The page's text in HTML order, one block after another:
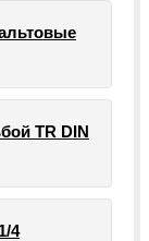
TR DIN
4